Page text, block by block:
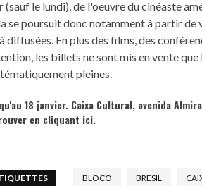
(sauf le lundi), de l'oeuvre du cinéaste
se poursuit donc notamment à partir de
diffusées. En plus des films, des
les billets ne sont mis en vente
pleines.
18 janvier. Caixa Cultural, avenida
en cliquant ici.
BLOCO BRESIL